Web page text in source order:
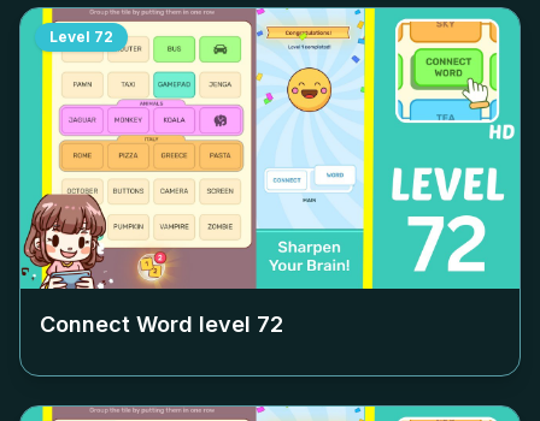
Level 72
Connect Word level 72